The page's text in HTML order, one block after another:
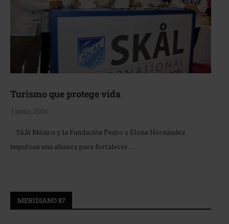
Turismo que protege vida
1 junio, 2026
Skål México y la Fundación Pedro y Elena Hernández
impulsan una alianza para fortalecer …
MERIDIANO 87